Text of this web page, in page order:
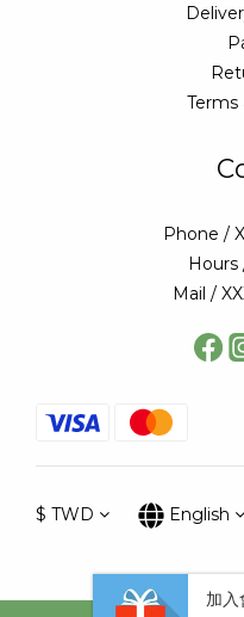
Terms
Phone /
Hours
Mail /
$ TWD English